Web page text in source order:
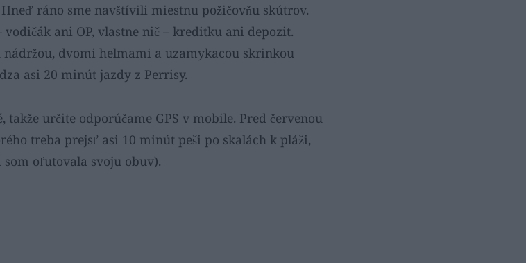
ráno sme navštívili miestnu požičovňu skútrov.
ani OP, vlastne nič – kreditku ani depozit.
dvomi helmami a uzamykacou skrinkou
asi 20 minút jazdy z Perrisy.
takže určite odporúčame GPS v mobile. Pred červenou
treba prejsť asi 10 minút peši po skalách k pláži,
oľutovala svoju obuv).